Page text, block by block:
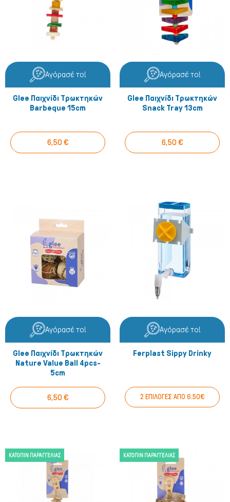
Αγόρασέ το!
Glee Παιχνίδι Τρωκτηκών
Barbeque 15cm
6,50 €
Αγόρασέ το!
Glee Παιχνίδι Τρωκτηκών
Snack Tray 13cm
6,50 €
Αγόρασέ το!
Glee Παιχνίδι Τρωκτηκών
Nature Value Ball 4pcs-
5cm
6,50 €
Αγόρασέ το!
Ferplast Sippy Drinky
2 ΕΠΙΛΟΓΕΣ ΑΠΟ 6.50€
ΚΑΤΌΠΙΝ ΠΑΡΑΓΓΕΛΊΑΣ ΚΑΤΌΠΙΝ ΠΑΡΑΓΓΕΛΊΑΣ